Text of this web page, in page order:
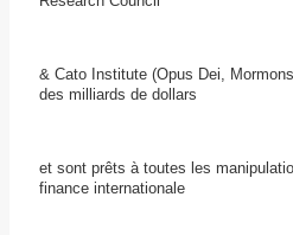
& Cato Institute (Opus Dei,
des milliards de dollars
et sont prêts à toutes les
finance internationale